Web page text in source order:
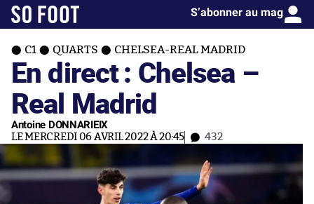
S’abonner au mag
C1 QUARTS CHELSEA-REAL MADRID
En direct : Chelsea –
Real Madrid
Antoine DONNARIEIX
LE MERCREDI 06 AVRIL 2022 À 20:45 432